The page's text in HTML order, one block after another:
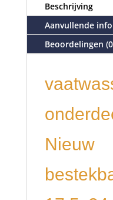
Beschrijving
Aanvullende
Beoordelingen
Nieuw